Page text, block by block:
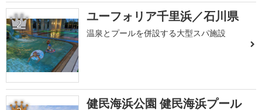
2 ユーフォリア千里浜／石川県
温泉とプールを併設する大型スパ施設
健民海浜公園 健民海浜プール